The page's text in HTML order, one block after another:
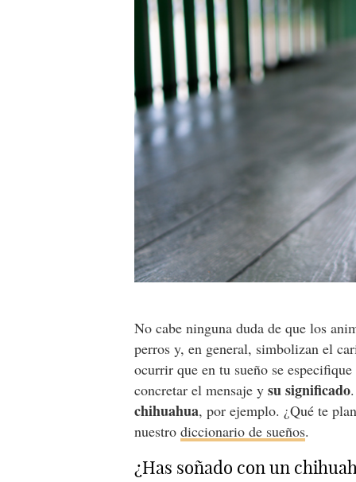
No cabe ninguna duda de que los
perros y, en general, simbolizan el
ocurrir que en tu sueño se
concretar el mensaje ysu significado
chihuahua, por ejemplo. ¿Qué te
nuestrodiccionario de sueños.
¿Has soñado con un